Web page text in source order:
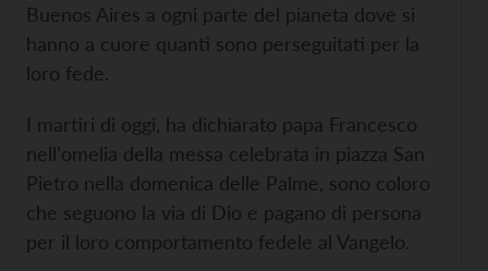
Buenos Aires a ogni parte del pianeta dove si
hanno a cuore quanti sono perseguitati per la
loro fede.
I martiri di oggi, ha dichiarato papa Francesco
nell'omelia della messa celebrata in piazza San
Pietro nella domenica delle Palme, sono coloro
che seguono la via di Dio e pagano di persona
per il loro comportamento fedele al Vangelo.